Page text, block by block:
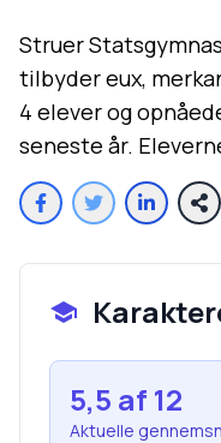
Struer
tilbyder eux,
4 elever og
seneste år.
5,5 af 12
Aktuelle